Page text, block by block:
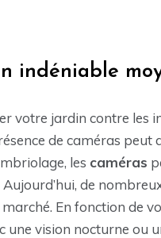
indéniable
votre jardin contre les
de caméras peut
les caméras
de
En fonction de
une vision nocturne ou